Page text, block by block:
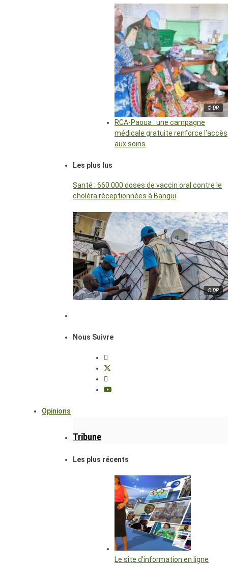
© DR
RCA-Paoua : une campagne
médicale gratuite renforce l’accès
aux soins
Les plus lus
Santé : 660 000 doses de vaccin oral contre le
choléra réceptionnées à Bangui
© DR
Nous Suivre
Opinions
Tribune
Les plus récents
Le site d’information en ligne